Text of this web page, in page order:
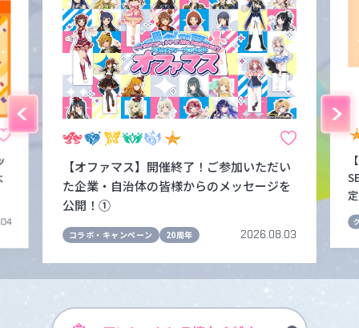
【オファマス】開催終了！ご参加いただい
た企業・自治体の皆様からのメッセージを
公開！①
コラボ・キャンペーン 20周年 2026.08.03